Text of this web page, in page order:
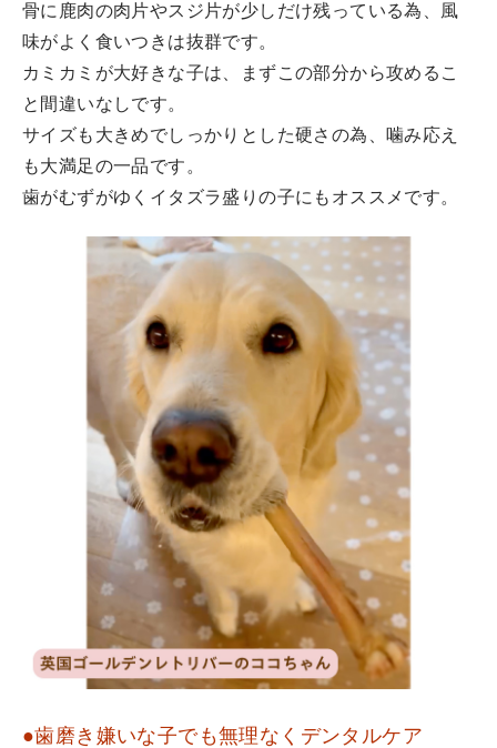
骨に鹿肉の肉片やスジ片が少しだけ残っている為、風
味がよく食いつきは抜群です。
カミカミが大好きな子は、まずこの部分から攻めるこ
と間違いなしです。
サイズも大きめでしっかりとした硬さの為、噛み応え
も大満足の一品です。
歯がむずがゆくイタズラ盛りの子にもオススメです。
●歯磨き嫌いな子でも無理なくデンタルケア